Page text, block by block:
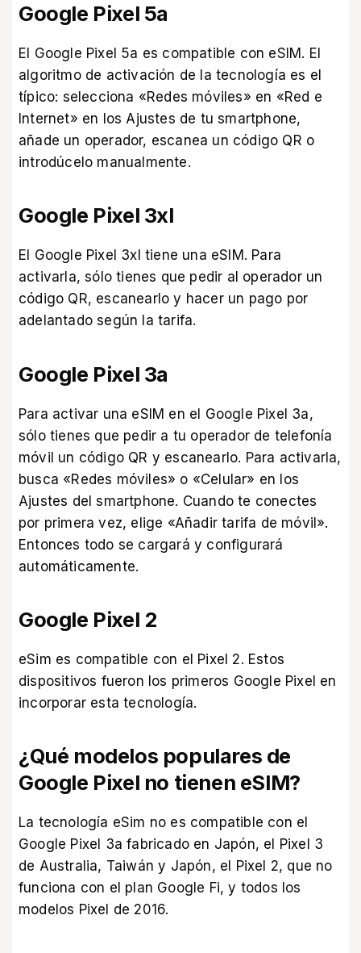
Google Pixel 5a
El Google Pixel 5a es compatible con eSIM. El
algoritmo de activación de la tecnología es el
típico: selecciona «Redes móviles» en «Red e
Internet» en los Ajustes de tu smartphone,
añade un operador, escanea un código QR o
introdúcelo manualmente.
Google Pixel 3xl
El Google Pixel 3xl tiene una eSIM. Para
activarla, sólo tienes que pedir al operador un
código QR, escanearlo y hacer un pago por
adelantado según la tarifa.
Google Pixel 3a
Para activar una eSIM en el Google Pixel 3a,
sólo tienes que pedir a tu operador de telefonía
móvil un código QR y escanearlo. Para activarla,
busca «Redes móviles» o «Celular» en los
Ajustes del smartphone. Cuando te conectes
por primera vez, elige «Añadir tarifa de móvil».
Entonces todo se cargará y configurará
automáticamente.
Google Pixel 2
eSim es compatible con el Pixel 2. Estos
dispositivos fueron los primeros Google Pixel en
incorporar esta tecnología.
¿Qué modelos populares de
Google Pixel no tienen eSIM?
La tecnología eSim no es compatible con el
Google Pixel 3a fabricado en Japón, el Pixel 3
de Australia, Taiwán y Japón, el Pixel 2, que no
funciona con el plan Google Fi, y todos los
modelos Pixel de 2016.